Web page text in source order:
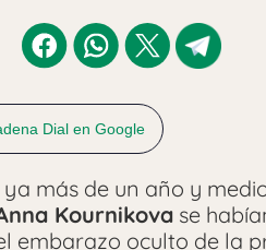
Dial en Google
más de un año y
Kournikova se
embarazo oculto de la